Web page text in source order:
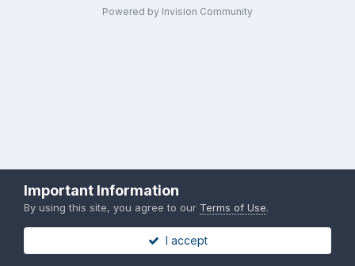
Powered by Invision Community
Important Information
By using this site, you agree to our Terms of Use.
I accept